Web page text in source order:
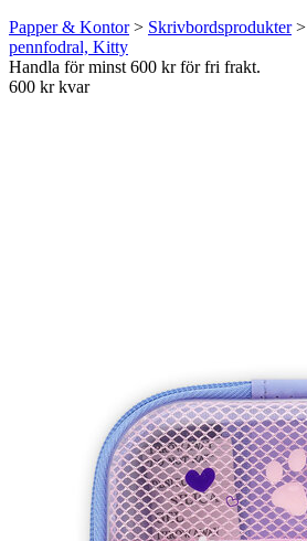
Papper & Kontor> Skrivbordsprodukter>
pennfodral, Kitty
Handla för minst 600 kr för fri frakt.
600 kr kvar